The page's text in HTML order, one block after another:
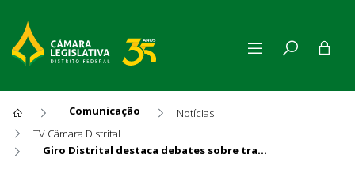
Comunicação
Notícias
TV Câmara Distrital
Giro Distrital destaca debates sobre transporte público, regularização eleitoral e proteção à mulher